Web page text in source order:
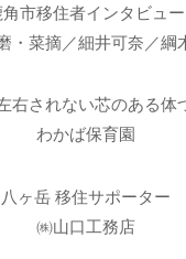
市移住者インタビュー
・菜摘／細井可奈／綱
右されない芯のある体
わかば保育園
八ヶ岳 移住サポーター
㈱山口工務店